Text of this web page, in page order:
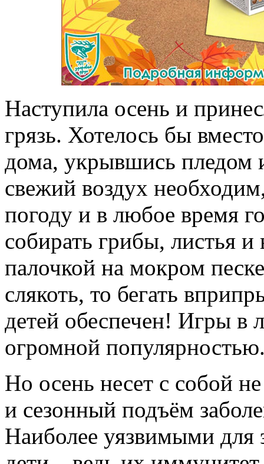
Наступила осень и
грязь. Хотелось бы
дома, укрывшись пледом
свежий воздух
погоду и в любое время
собирать грибы, листья и
палочкой на мокром
слякоть, то бегать
детей обеспечен! Игры в
огромной
Но осень несет с собой
и сезонный подъём
Наиболее уязвимыми для